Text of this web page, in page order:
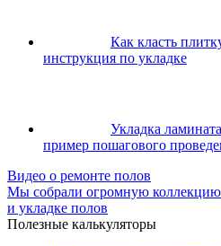
Как класть
инструкция по укладке
Укладка
пример пошагового
Видео о ремонте полов
Мы собрали огромную
и укладке полов
Полезные калькуляторы